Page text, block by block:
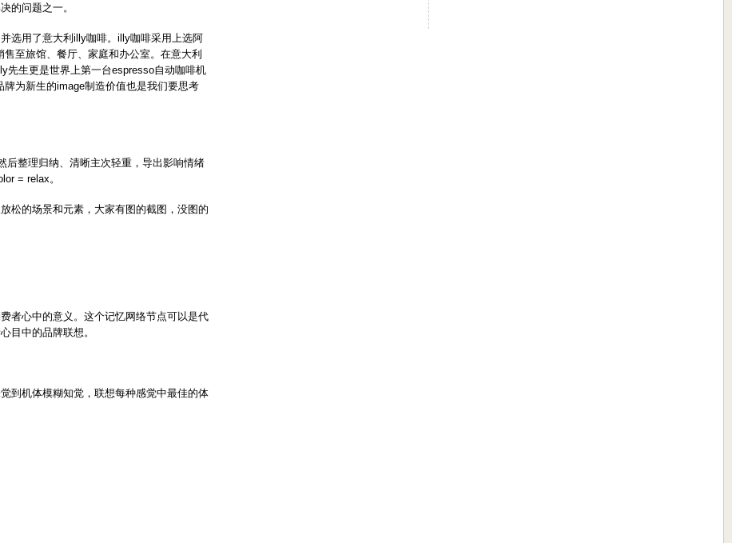
的问题之一。
选用了意大利illy咖啡。illy咖啡采用上选阿
至旅馆、餐厅、家庭和办公室。在意大利
先生更是世界上第一台espresso自动咖啡机
为新生的image制造价值也是我们要思考
后整理归纳、清晰主次轻重，导出影响情绪
= relax。
松的场景和元素，大家有图的截图，没图的
者心中的意义。这个记忆网络节点可以是代
目中的品牌联想。
到机体模糊知觉，联想每种感觉中最佳的体